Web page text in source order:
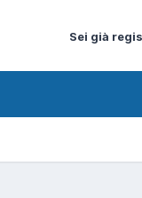
Sei già